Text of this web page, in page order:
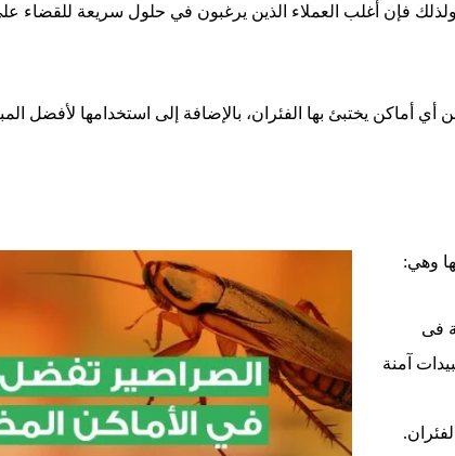
أغلب العملاء الذين يرغبون في حلول سريعة للقضاء على
يختبئ بها الفئران، بالإضافة إلى استخدامها لأفضل
وهي:
فى
آمنة